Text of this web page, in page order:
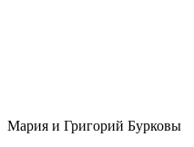
Мария и Григорий Бурковы